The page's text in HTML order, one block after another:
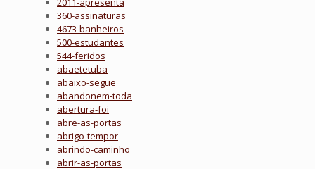
360-assinaturas
4673-banheiros
500-estudantes
544-feridos
abaetetuba
abaixo-segue
abandonem-toda
abertura-foi
abre-as-portas
abrigo-tempor
abrindo-caminho
abrir-as-portas